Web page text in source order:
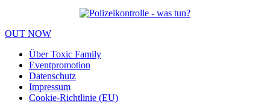
OUT NOW
Über Toxic Family
Eventpromotion
Datenschutz
Impressum
Cookie-Richtlinie (EU)